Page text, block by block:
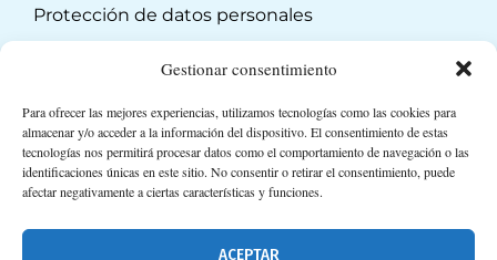
Gestionar consentimiento
Para ofrecer las mejores experiencias, utilizamos tecnologías como las cookies para
almacenar y/o acceder a la información del dispositivo. El consentimiento de estas
tecnologías nos permitirá procesar datos como el comportamiento de navegación o las
identificaciones únicas en este sitio. No consentir o retirar el consentimiento, puede
afectar negativamente a ciertas características y funciones.
ACEPTAR
Protección de datos personales